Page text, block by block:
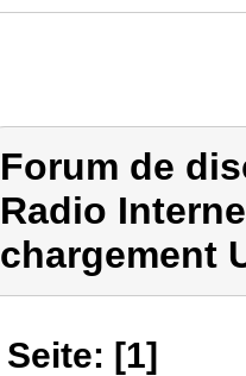
Forum de
Radio
chargement
Seite: [1]